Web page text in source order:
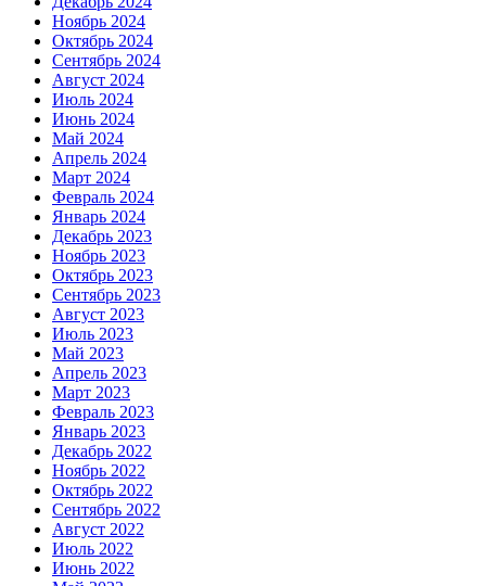
Ноябрь 2024
Октябрь 2024
Сентябрь 2024
Август 2024
Июль 2024
Июнь 2024
Май 2024
Апрель 2024
Март 2024
Февраль 2024
Январь 2024
Декабрь 2023
Ноябрь 2023
Октябрь 2023
Сентябрь 2023
Август 2023
Июль 2023
Май 2023
Апрель 2023
Март 2023
Февраль 2023
Январь 2023
Декабрь 2022
Ноябрь 2022
Октябрь 2022
Сентябрь 2022
Август 2022
Июль 2022
Июнь 2022